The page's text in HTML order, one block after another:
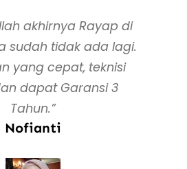
akhirnya Rayap di
sudah tidak ada lagi.
yang cepat, teknisi
dapat Garansi 3
Tahun.”
Nofianti